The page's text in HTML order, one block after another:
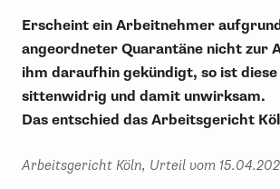
Erscheint ein Arbeitnehmer
angeordneter Quarantäne nicht zur
ihm daraufhin gekündigt, so ist
sittenwidrig und damit unwirksam.
Das entschied das Arbeitsgericht
Arbeitsgericht Köln, Urteil vom